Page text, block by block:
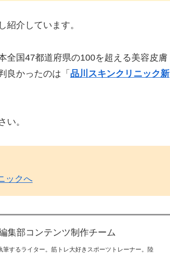
介しています。
全国47都道府県の100を超える美容皮膚
良かったのは「 品川スキンクリニック新
い。
ックへ
集部コンテンツ制作チーム
するライター。筋トレ大好きスポーツトレーナー。陸